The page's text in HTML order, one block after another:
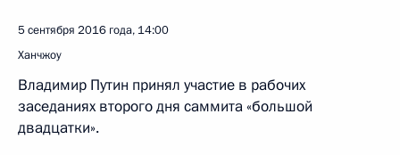
5 сентября 2016 года, 14:00
Ханчжоу
Владимир Путин принял участие в рабочих
заседаниях второго дня саммита «большой
двадцатки».